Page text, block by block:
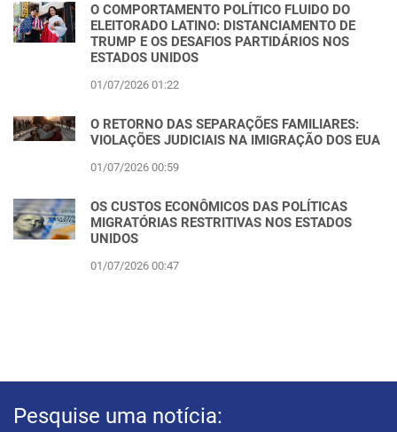
O COMPORTAMENTO POLÍTICO FLUIDO DO
ELEITORADO LATINO: DISTANCIAMENTO DE
TRUMP E OS DESAFIOS PARTIDÁRIOS NOS
ESTADOS UNIDOS
01/07/2026 01:22
O RETORNO DAS SEPARAÇÕES FAMILIARES:
VIOLAÇÕES JUDICIAIS NA IMIGRAÇÃO DOS EUA
01/07/2026 00:59
OS CUSTOS ECONÔMICOS DAS POLÍTICAS
MIGRATÓRIAS RESTRITIVAS NOS ESTADOS
UNIDOS
01/07/2026 00:47
Pesquise uma notícia: